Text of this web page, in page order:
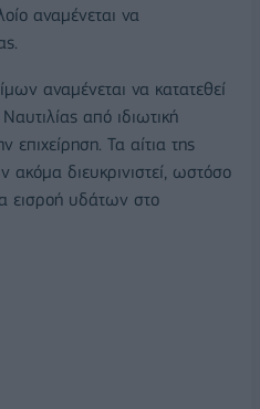
αναμένεται να
αναμένεται να κατατεθεί
από ιδιωτική
επιχείρηση. Τα αίτια της
ακόμα διευκρινιστεί, ωστόσο
εισροή υδάτων στο